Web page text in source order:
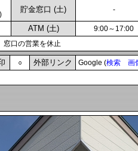
貯金窓口 (土) -
ATM (土) 9:00～17:00
窓口の営業を休止
○ 外部リンク Google (検索 画